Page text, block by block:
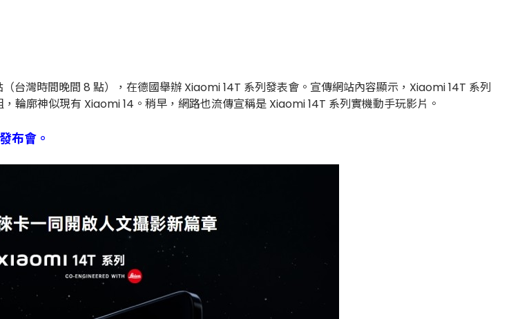
台灣時間晚間 8 點），在德國舉辦 Xiaomi 14T 系列發表會。宣傳網站內容顯示，Xiaomi 14T 系列
輪廓神似現有 Xiaomi 14。稍早，網路也流傳宣稱是 Xiaomi 14T 系列實機動手玩影片。
布會。